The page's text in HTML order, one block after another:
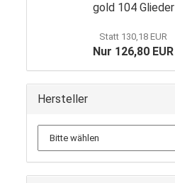
gold 104 Glieder
Statt 130,18 EUR
Nur 126,80 EUR
Hersteller